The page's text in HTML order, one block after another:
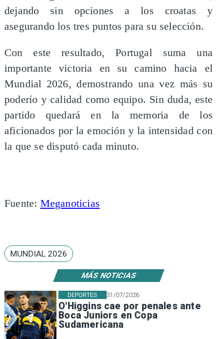
MÁS NOTICIAS
31/07/2026
O'Higgins cae por penales ante
Boca Juniors en Copa
Sudamericana
DEPORTES
dejando sin opciones a los croatas y
asegurando los tres puntos para su selección.
Con este resultado, Portugal suma una
importante victoria en su camino hacia el
Mundial 2026, demostrando una vez más su
poderío y calidad como equipo. Sin duda, este
partido quedará en la memoria de los
aficionados por la emoción y la intensidad con
la que se disputó cada minuto.
Fuente: Meganoticias
MUNDIAL 2026